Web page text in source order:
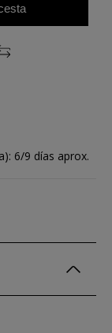
6/9 días aprox.